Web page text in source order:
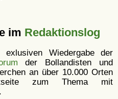
im Redaktionslog
Wiedergabe der
der Bollandisten und
an über 10.000 Orten
zum Thema mit